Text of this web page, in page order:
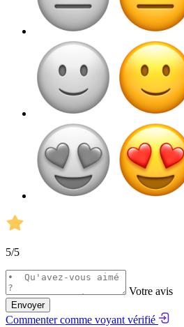
5/5
Votre avis
Envoyer
Commenter comme voyant vérifié